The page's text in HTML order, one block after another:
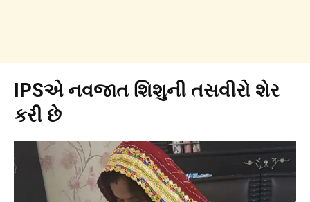
IPSએ નવજાત શિશુની તસવીરો શેર
કરી છે